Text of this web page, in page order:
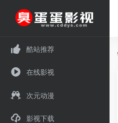
酷站推荐
在线影视
次元动漫
影视下载